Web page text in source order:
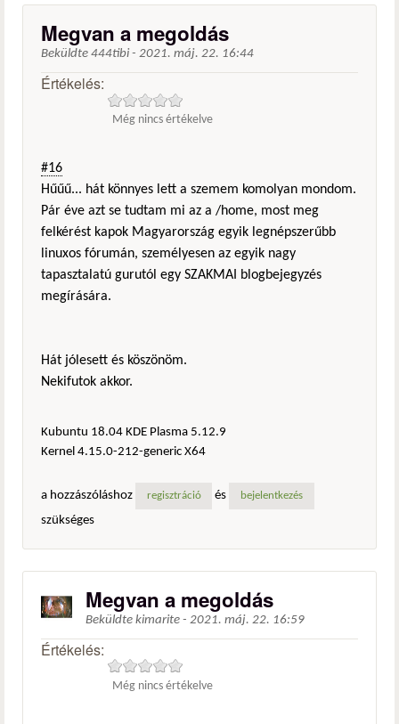
Megvan a megoldás
Beküldte 444tibi - 2021. máj. 22. 16:44
Értékelés:
Még nincs értékelve
#16
Hűűű... hát könnyes lett a szemem komolyan mondom.
Pár éve azt se tudtam mi az a /home, most meg
felkérést kapok Magyarország egyik legnépszerűbb
linuxos fórumán, személyesen az egyik nagy
tapasztalatú gurutól egy SZAKMAI blogbejegyzés
megírására.
Hát jólesett és köszönöm.
Nekifutok akkor.
Kubuntu 18.04 KDE Plasma 5.12.9
Kernel 4.15.0-212-generic X64
a hozzászóláshoz regisztráció és bejelentkezés
szükséges
Megvan a megoldás
Beküldte kimarite - 2021. máj. 22. 16:59
Értékelés:
Még nincs értékelve